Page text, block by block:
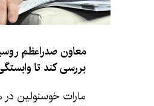
معاون صدراعظم
بررسی کند تا
مارات خوسنولین در